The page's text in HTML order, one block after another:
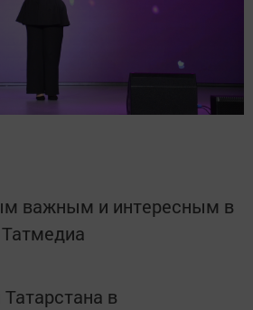
важным и интересным в
Татмедиа
в